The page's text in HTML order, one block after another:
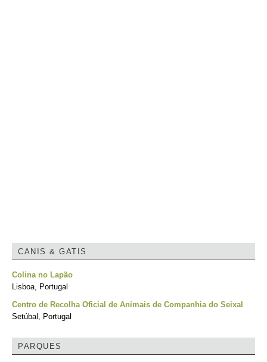
CANIS & GATIS
Colina no Lapão
Lisboa, Portugal
Centro de Recolha Oficial de Animais de Companhia do Seixal
Setúbal, Portugal
PARQUES